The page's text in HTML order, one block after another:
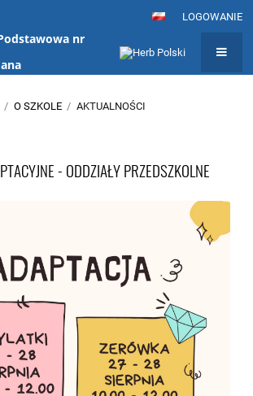
LOGOWANIE
nr
/ O SZKOLE / AKTUALNOŚCI
- ODDZIAŁY PRZEDSZKOLNE